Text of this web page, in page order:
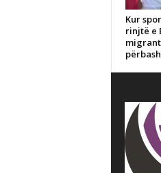
Kur
rinjtë e